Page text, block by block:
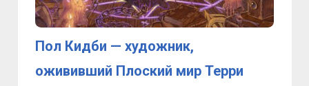
Пол Кидби — художник,
ожививший Плоский мир Терри